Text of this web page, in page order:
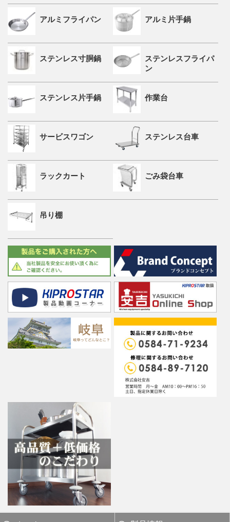
アルミフライパン アルミ片手鍋
ステンレス寸胴鍋
ステンレスフライパ
ン
ステンレス片手鍋 作業台
サービスワゴン ステンレス台車
ラックカート ごみ袋台車
吊り棚